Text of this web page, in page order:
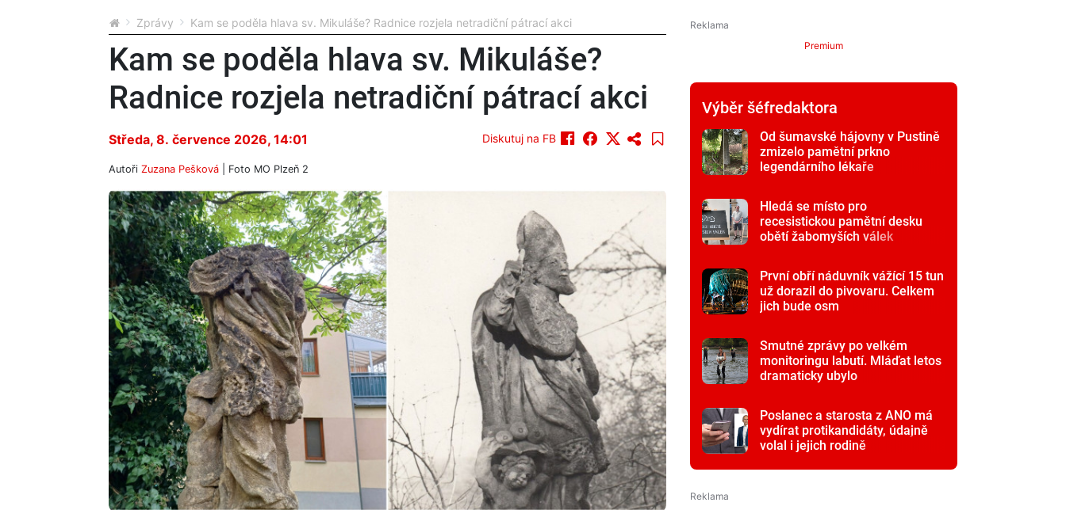
Zprávy Kam se poděla hlava sv. Mikuláše? Radnice rozjela netradiční pátrací akci
Kam se poděla hlava sv. Mikuláše?
Radnice rozjela netradiční pátrací akci
Středa, 8. července 2026, 14:01 Diskutuj na FB
Autoři Zuzana Pešková | Foto MO Plzeň 2
Premium
Výběr šéfredaktora
Od šumavské hájovny v Pustině
zmizelo pamětní prkno
legendárního lékaře
Hledá se místo pro
recesistickou pamětní desku
obětí žabomyších válek
První obří náduvník vážící 15 tun
už dorazil do pivovaru. Celkem
jich bude osm
Smutné zprávy po velkém
monitoringu labutí. Mláďat letos
dramaticky ubylo
Poslanec a starosta z ANO má
vydírat protikandidáty, údajně
volal i jejich rodině